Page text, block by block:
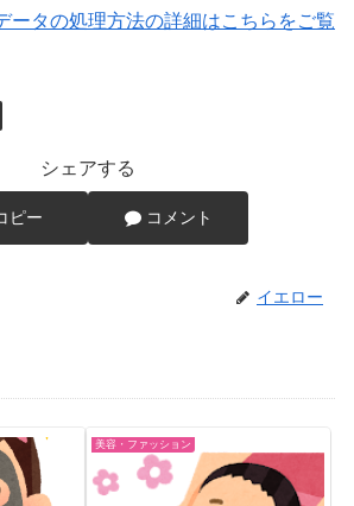
ータの処理方法の詳細はこちらをご覧
シェアする
ピー コメント
イエロー
美容・ファッション